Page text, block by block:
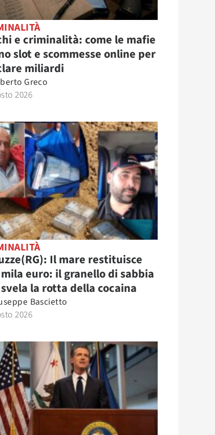
e criminalità: come le mafie
slot e scommesse online per
miliardi
Greco
2026
Il mare restituisce
euro: il granello di sabbia
la rotta della cocaina
Bascietto
2026